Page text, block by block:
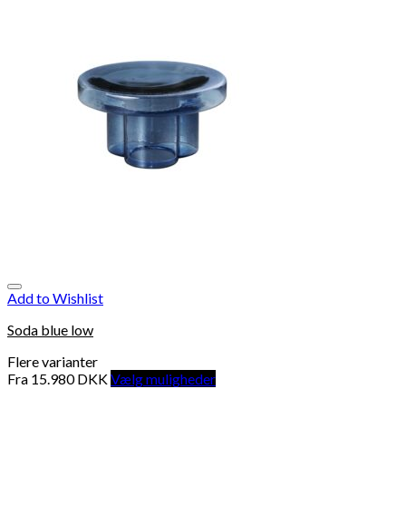
Add to Wishlist
Soda blue low
Flere varianter
Fra 15.980DKKVælg muligheder